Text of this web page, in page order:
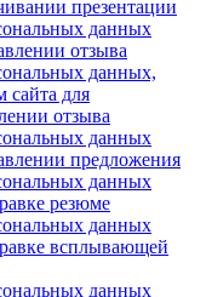
презентации
данных
отзыва
данных,
сайта для
отзыва
данных
предложения
данных
резюме
данных
всплывающей
данных